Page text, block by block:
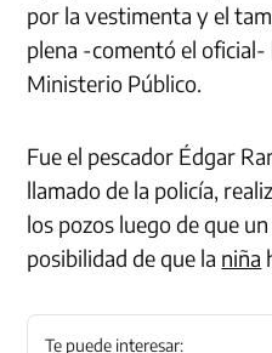
por la vestimenta y el
plena -comentó el oficial-
Ministerio Público.
Fue el pescador Édgar
llamado de la policía,
los pozos luego de que
posibilidad de que la niña
Te puede interesar: